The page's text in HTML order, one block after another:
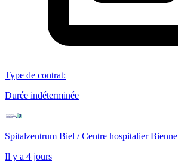
Type de contrat:
Durée indéterminée
Spitalzentrum Biel / Centre hospitalier Bienne
Il y a 4 jours